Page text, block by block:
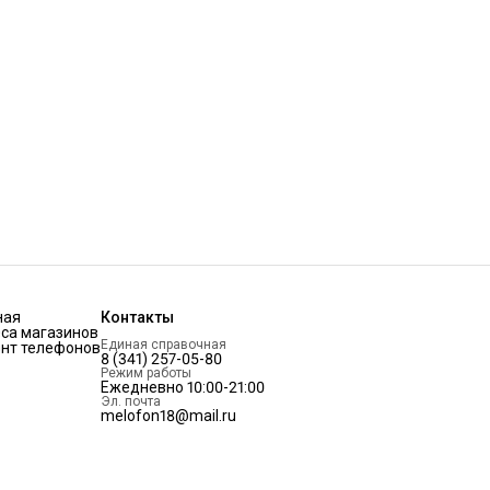
магазинов
телефонов
Контакты
Единая справочная
8 (341) 257-05-80
Режим работы
Ежедневно 10:00-21:00
Эл. почта
melofon18@mail.ru